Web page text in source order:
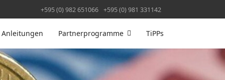
+595 (0) 982 651066 +595 (0) 981 331142
Anleitungen Partnerprogramme TiPPs